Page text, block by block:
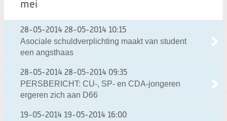
mei
28-05-2014 28-05-2014 10:15
Asociale schuldverplichting maakt van student
een angsthaas
28-05-2014 28-05-2014 09:35
PERSBERICHT: CU-, SP- en CDA-jongeren
ergeren zich aan D66
19-05-2014 19-05-2014 16:00